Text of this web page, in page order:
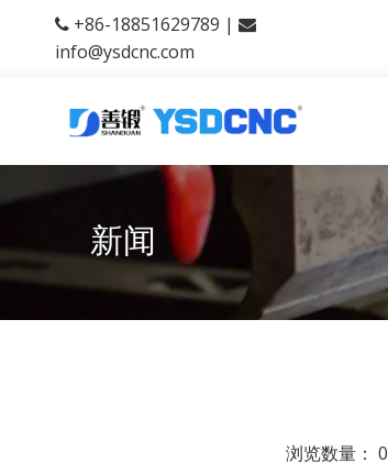
 +86-18851629789 | 
info@ysdcnc.com
新闻
浏览数量： 0